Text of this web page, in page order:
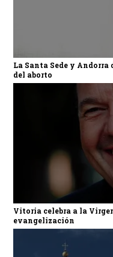
La Santa Sede y
del aborto
Vitoria celebra a la
evangelización